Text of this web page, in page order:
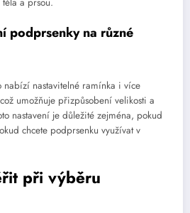
podprsenky na různé
nabízí nastavitelné ramínka i více
umožňuje přizpůsobení velikosti a
nastavení je důležité zejména, pokud
chcete podprsenku využívat v
při výběru